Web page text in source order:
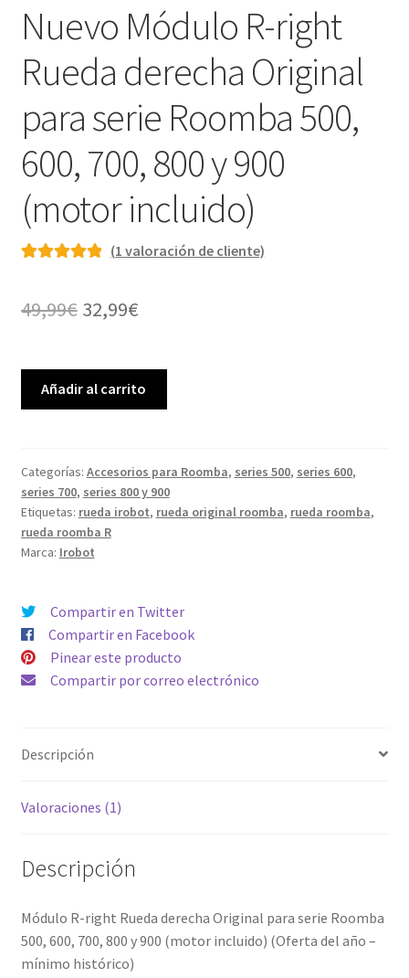
Nuevo Módulo R-right
Rueda derecha Original
para serie Roomba 500,
600, 700, 800 y 900
(motor incluido)
base a
(1 valoración de cliente)
49,99€ El
original
era:
32,99€El
actual
es:
Rueda
derecha
Original
para
serie
500,
600,
700,
800
incluido)
Añadir al carrito
Categorías: Accesorios para Roomba, series 500, series 600,
series 700, series 800 y 900
Etiquetas: rueda irobot, rueda original roomba, rueda roomba,
rueda roomba R
Marca: Irobot
Compartir en Twitter
Compartir en Facebook
Pinear este producto
Compartir por correo electrónico
Descripción
Valoraciones (1)
Descripción
Módulo R-right Rueda derecha Original para serie Roomba
500, 600, 700, 800 y 900 (motor incluido) (Oferta del año –
mínimo histórico)